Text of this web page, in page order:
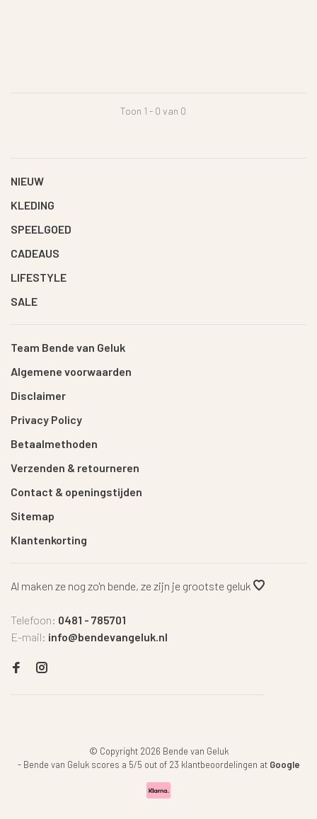
Toon 1 - 0 van 0
NIEUW
KLEDING
SPEELGOED
CADEAUS
LIFESTYLE
SALE
Team Bende van Geluk
Algemene voorwaarden
Disclaimer
Privacy Policy
Betaalmethoden
Verzenden & retourneren
Contact & openingstijden
Sitemap
Klantenkorting
Al maken ze nog zo'n bende, ze zijn je grootste geluk
Telefoon: 0481 - 785701
E-mail: info@bendevangeluk.nl
© Copyright 2026 Bende van Geluk
- Bende van Geluk scores a 5/5 out of 23 klantbeoordelingen at Google